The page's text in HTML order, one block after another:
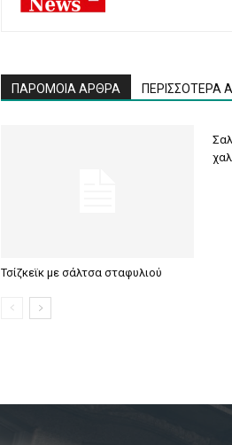
ΠΑΡΟΜΟΙΑ ΑΡΘΡΑ ΠΕΡΙΣΣΟΤΕΡΑ
Τσίζκεϊκ με σάλτσα σταφυλιού